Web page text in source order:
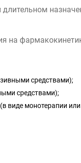
на
средствами);
средствами);
виде монотерапии